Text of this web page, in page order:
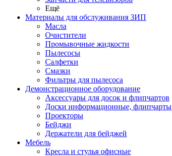
Ещё
Материалы для обслуживания ЗИП
Масла
Очистители
Промывочные жидкости
Пылесосы
Салфетки
Смазки
Фильтры для пылесоса
Демонстрационное оборудование
Аксессуары для досок и флипчартов
Доски информационные, флипчарты
Проекторы
Бейджи
Держатели для бейджей
Мебель
Кресла и стулья офисные